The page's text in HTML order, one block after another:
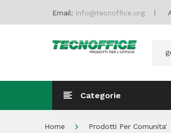
Email: info@tecnoffice.org
Categorie
Home Prodotti Per Comunita'